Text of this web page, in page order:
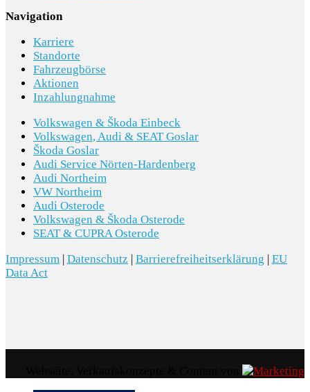
Navigation
Karriere
Standorte
Fahrzeugbörse
Aktionen
Inzahlungnahme
Volkswagen & Škoda Einbeck
Volkswagen, Audi & SEAT Goslar
Škoda Goslar
Audi Service Nörten-Hardenberg
Audi Northeim
VW Northeim
Audi Osterode
Volkswagen & Škoda Osterode
SEAT & CUPRA Osterode
Impressum | Datenschutz | Barrierefreiheitserklärung | EU
Data Act